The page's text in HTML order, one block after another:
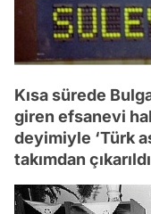
Kısa sürede
giren efsanevi
deyimiyle ‘Türk
takımdan